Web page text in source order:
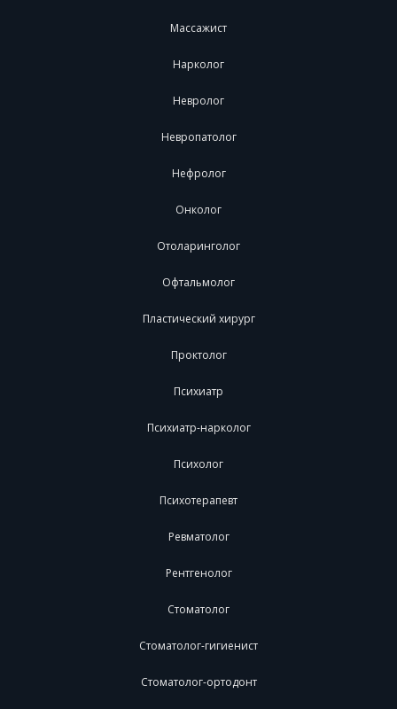
Массажист
Нарколог
Невролог
Невропатолог
Нефролог
Онколог
Отоларинголог
Офтальмолог
Пластический хирург
Проктолог
Психиатр
Психиатр-нарколог
Психолог
Психотерапевт
Ревматолог
Рентгенолог
Стоматолог
Стоматолог-гигиенист
Стоматолог-ортодонт